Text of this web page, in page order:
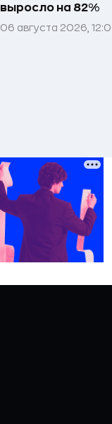
выросло на 82%
06 августа 2026,